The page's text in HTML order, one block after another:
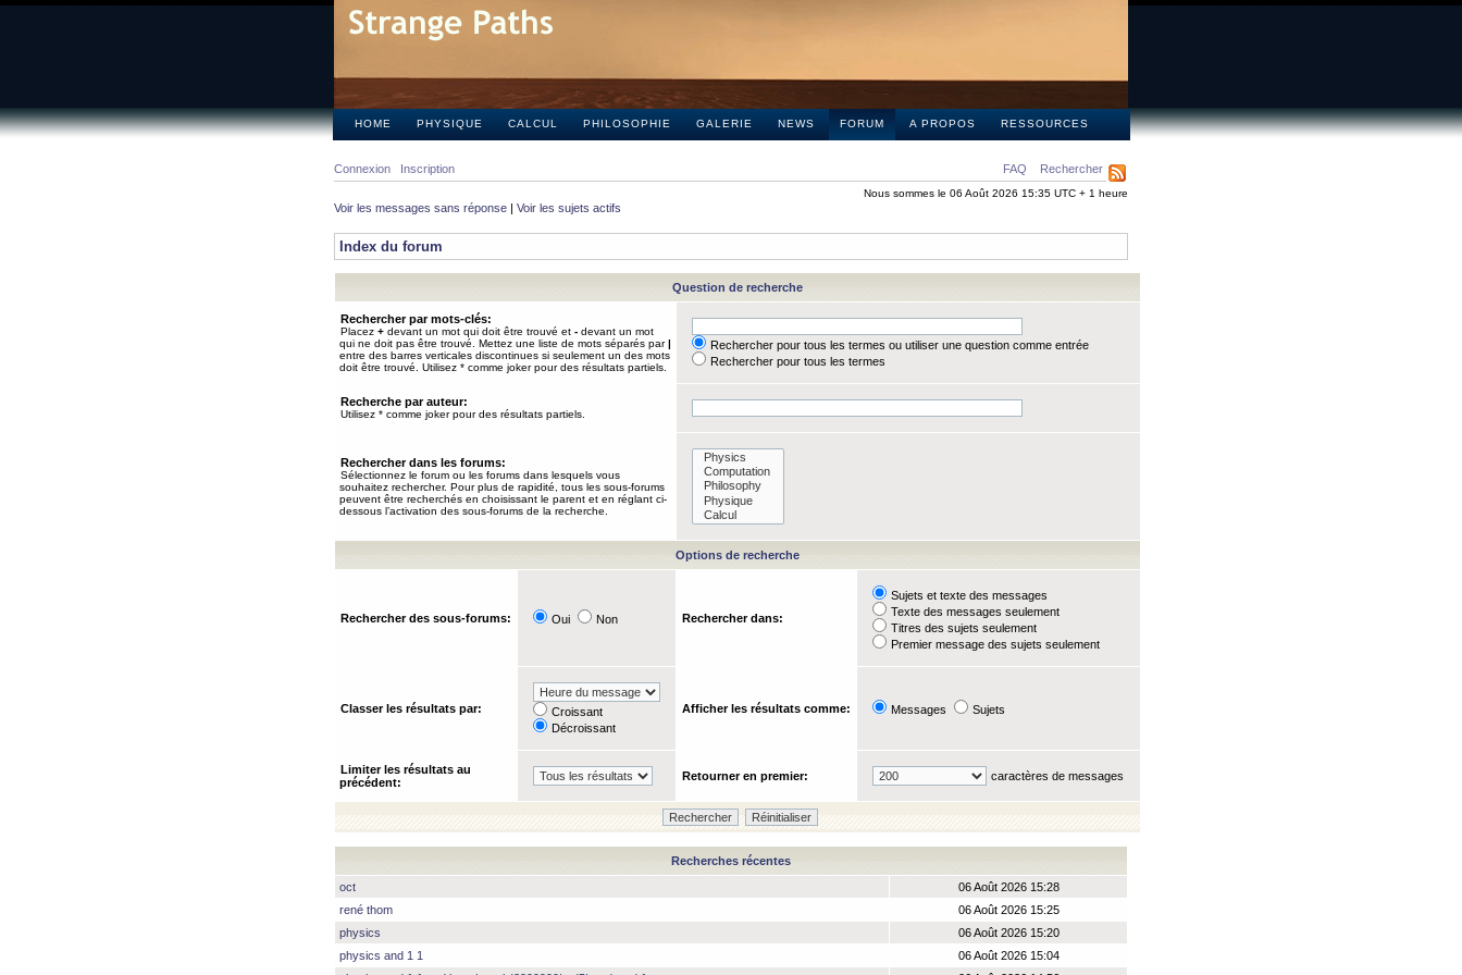
HOME PHYSIQUE CALCUL PHILOSOPHIE GALERIE NEWS FORUM A PROPOS RESSOURCES
FAQ Rechercher
Connexion Inscription
Nous sommes le 06 Août 2026 15:35 UTC + 1 heure
Voir les messages sans réponse | Voir les sujets actifs
Index du forum
Question de recherche
Rechercher par mots-clés:
Placez + devant un mot qui doit être trouvé et - devant un mot
qui ne doit pas être trouvé. Mettez une liste de mots séparés par|
entre des barres verticales discontinues si seulement un des mots
doit être trouvé. Utilisez * comme joker pour des résultats partiels.
Rechercher pour tous les termes ou utiliser une question comme entrée
Rechercher pour tous les termes
Recherche par auteur:
Utilisez * comme joker pour des résultats partiels.
Rechercher dans les forums:
Sélectionnez le forum ou les forums dans lesquels vous
souhaitez rechercher. Pour plus de rapidité, tous les sous-forums
peuvent être recherchés en choisissant le parent et en réglant ci-
dessous l’activation des sous-forums de la recherche.
Options de recherche
Rechercher des sous-forums: Oui Non Rechercher dans:
Sujets et texte des messages
Texte des messages seulement
Titres des sujets seulement
Premier message des sujets seulement
Classer les résultats par:
Croissant
Décroissant
Afficher les résultats comme: Messages Sujets
Limiter les résultats au
précédent:
Retourner en premier: caractères de messages
Recherches récentes
oct
06 Août 2026 15:28
rené thom
06 Août 2026 15:25
physics
06 Août 2026 15:20
physics and 1 1
06 Août 2026 15:04